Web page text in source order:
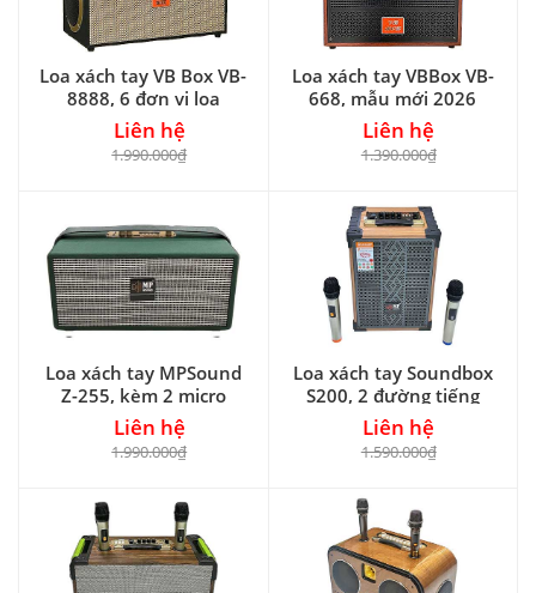
Loa xách tay VB Box VB-
8888, 6 đơn vị loa
Liên hệ
1.990.000₫
Loa xách tay VBBox VB-
668, mẫu mới 2026
Liên hệ
1.390.000₫
Loa xách tay MPSound
Z-255, kèm 2 micro
Liên hệ
1.990.000₫
Loa xách tay Soundbox
S200, 2 đường tiếng
Liên hệ
1.590.000₫